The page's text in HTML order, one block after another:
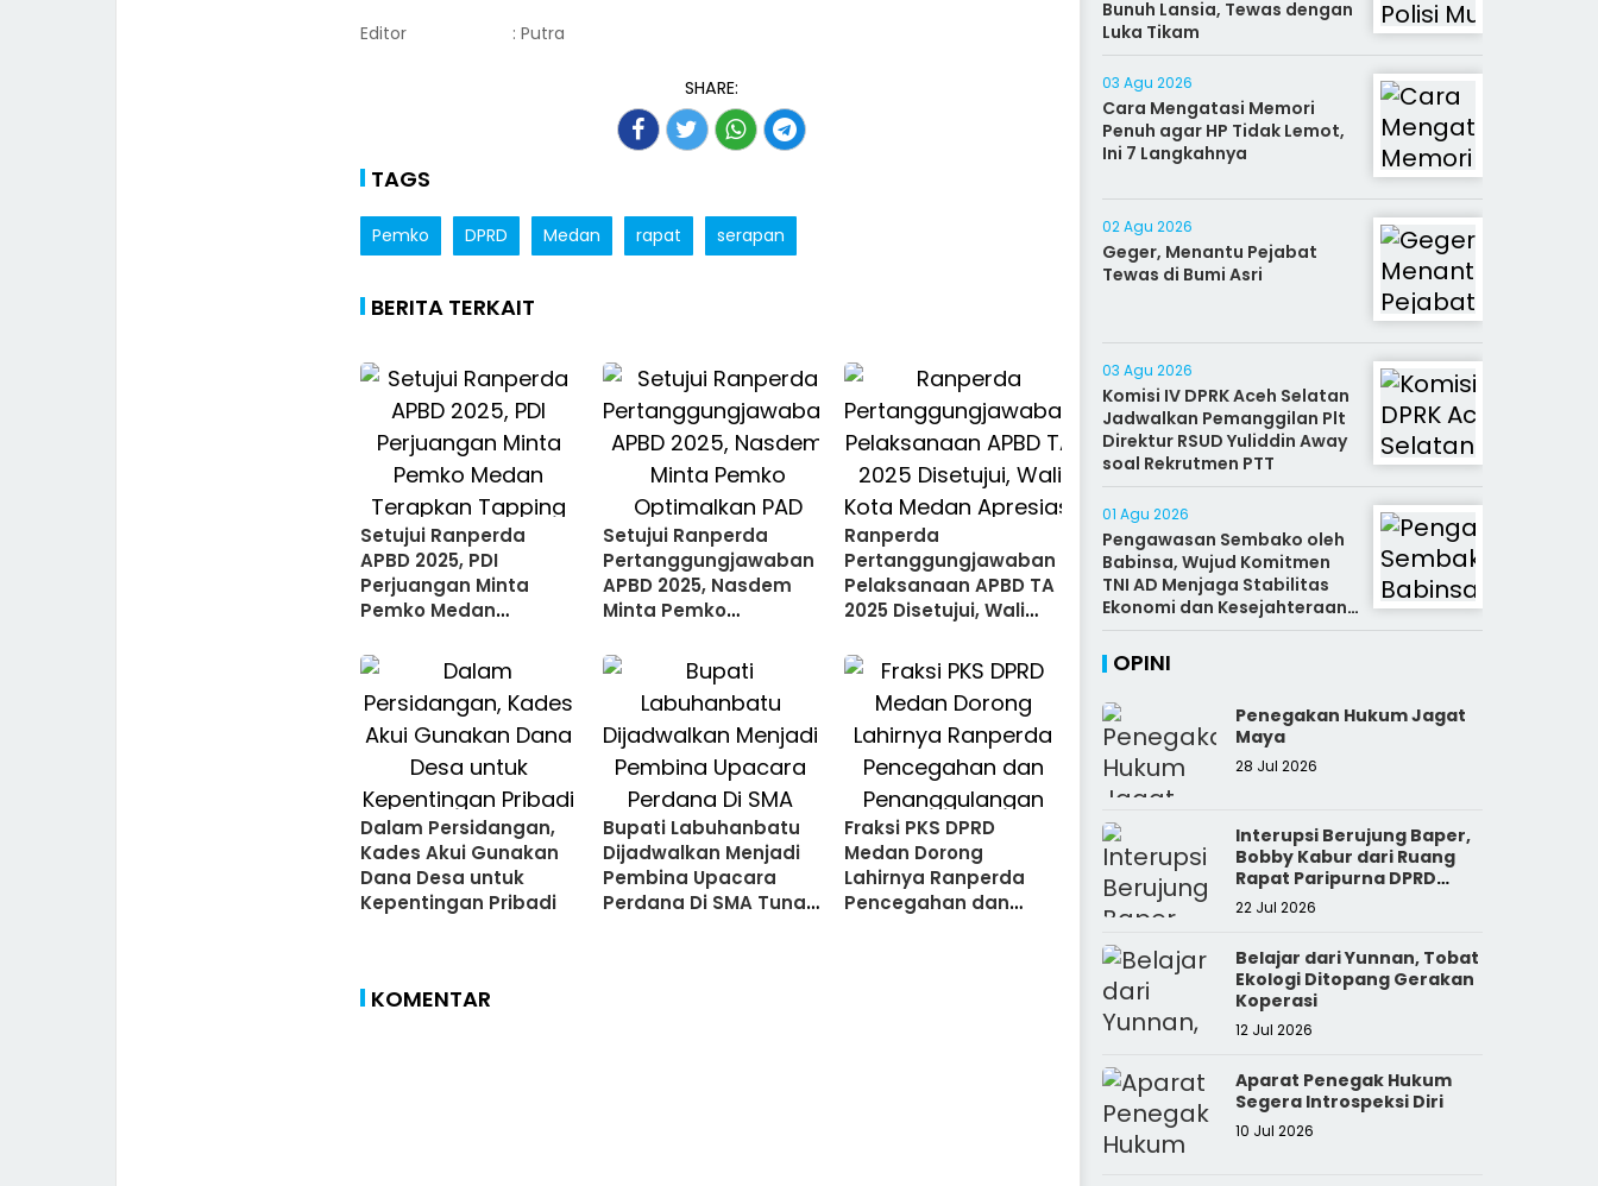
Editor : Putra
SHARE:
TAGS
Pemko DPRD Medan rapat serapan
BERITA TERKAIT
Setujui Ranperda
APBD 2025, PDI
Perjuangan Minta
Pemko Medan
Setujui Ranperda
Pertanggungjawaban
APBD 2025, Nasdem
Minta Pemko
Ranperda
Pertanggungjawaban
Pelaksanaan APBD TA
2025 Disetujui, Wali
Sinergitas Antara
Legislatif dan
Eksekutif
Dalam Persidangan,
Kades Akui Gunakan
Dana Desa untuk
Kepentingan Pribadi
Bupati Labuhanbatu
Dijadwalkan Menjadi
Pembina Upacara
Perdana Di SMA Tunas
Fraksi PKS DPRD
Medan Dorong
Lahirnya Ranperda
Pencegahan dan
KOMENTAR
Bunuh Lansia, Tewas dengan
Luka Tikam
03 Agu 2026
Cara Mengatasi Memori
Penuh agar HP Tidak Lemot,
Ini 7 Langkahnya
02 Agu 2026
Geger, Menantu Pejabat
Tewas di Bumi Asri
03 Agu 2026
Komisi IV DPRK Aceh Selatan
Jadwalkan Pemanggilan Plt
Direktur RSUD Yuliddin Away
soal Rekrutmen PTT
01 Agu 2026
Pengawasan Sembako oleh
Babinsa, Wujud Komitmen
TNI AD Menjaga Stabilitas
Ekonomi dan Kesejahteraan
Rakyat
OPINI
Penegakan Hukum Jagat
Maya
28 Jul 2026
Interupsi Berujung Baper,
Bobby Kabur dari Ruang
Rapat Paripurna DPRD
Sumut
22 Jul 2026
Belajar dari Yunnan, Tobat
Ekologi Ditopang Gerakan
Koperasi
12 Jul 2026
Aparat Penegak Hukum
Segera Introspeksi Diri
10 Jul 2026